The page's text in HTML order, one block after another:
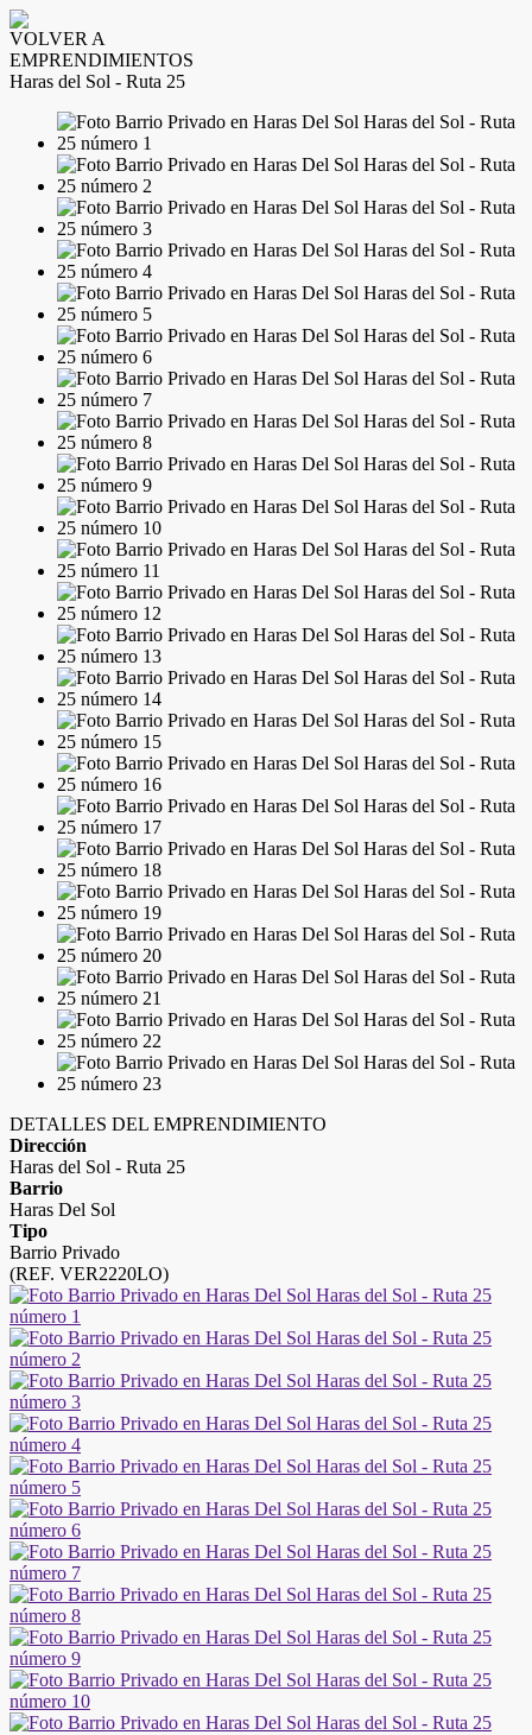
VOLVER A
EMPRENDIMIENTOS
Haras del Sol - Ruta 25
DETALLES DEL EMPRENDIMIENTO
Dirección
Haras del Sol - Ruta 25
Barrio
Haras Del Sol
Tipo
Barrio Privado
(REF. VER2220LO)